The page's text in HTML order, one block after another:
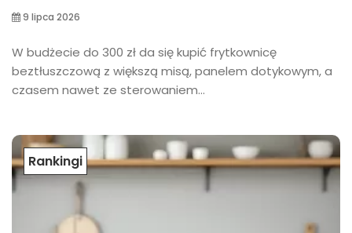
9 lipca 2026
W budżecie do 300 zł da się kupić frytkownicę
beztłuszczową z większą misą, panelem dotykowym, a
czasem nawet ze sterowaniem...
Rankingi